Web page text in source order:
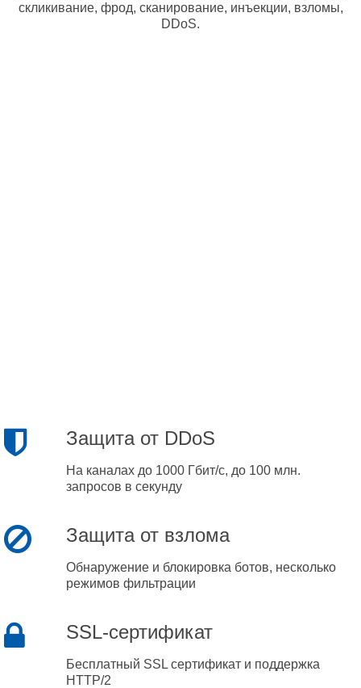
скликивание, фрод, сканирование, инъекции, взломы,
DDoS.
Защита от DDoS
На каналах до 1000 Гбит/с, до 100 млн.
запросов в секунду
Защита от взлома
Обнаружение и блокировка ботов, несколько
режимов фильтрации
SSL-сертификат
Бесплатный SSL сертификат и поддержка
HTTP/2